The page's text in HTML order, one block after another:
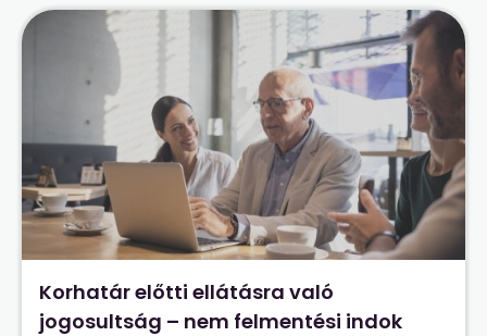
Korhatár előtti ellátásra való
jogosultság – nem felmentési indok